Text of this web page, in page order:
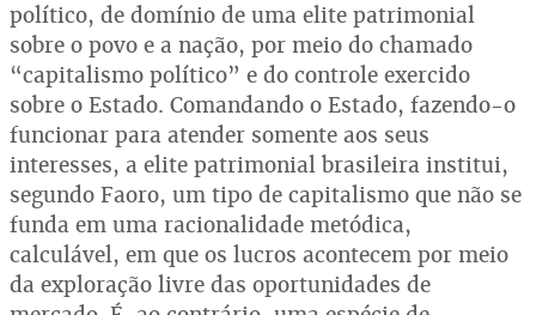
político, de domínio de uma elite patrimonial
sobre o povo e a nação, por meio do chamado
“capitalismo político” e do controle exercido
sobre o Estado. Comandando o Estado, fazendo-o
funcionar para atender somente aos seus
interesses, a elite patrimonial brasileira institui,
segundo Faoro, um tipo de capitalismo que não se
funda em uma racionalidade metódica,
calculável, em que os lucros acontecem por meio
da exploração livre das oportunidades de